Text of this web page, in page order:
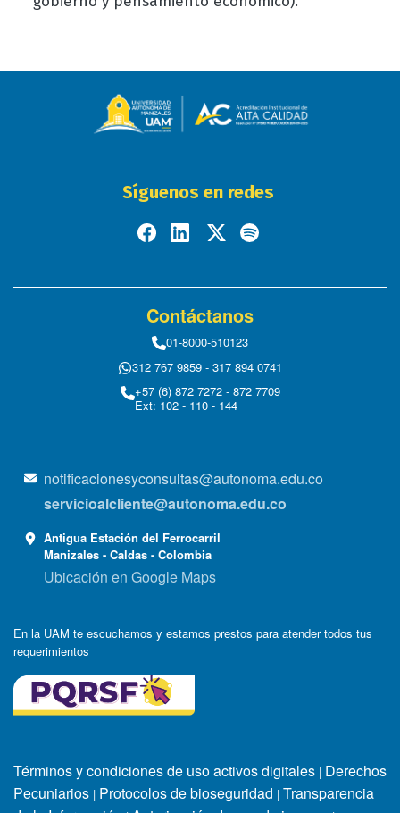
Síguenos en redes
Contáctanos
01-8000-510123
312 767 9859 - 317 894 0741
+57 (6) 872 7272 - 872 7709
Ext: 102 - 110 - 144
notificacionesyconsultas@autonoma.edu.co
servicioalcliente@autonoma.edu.co
Antigua Estación del Ferrocarril
Manizales - Caldas - Colombia
Ubicación en Google Maps
En la UAM te escuchamos y estamos prestos para atender todos tus
requerimientos
Términos y condiciones de uso activos digitales | Derechos
Pecuniarios | Protocolos de bioseguridad | Transparencia